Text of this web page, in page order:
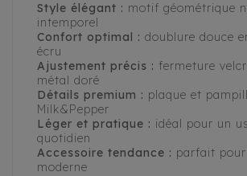
Style élégant : motif géométrique
intemporel
Confort optimal : doublure douce
écru
Ajustement précis : fermeture
métal doré
Détails premium : plaque et
Milk&Pepper
Léger et pratique : idéal pour un
quotidien
Accessoire tendance : parfait
moderne